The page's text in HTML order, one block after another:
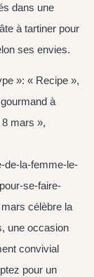
dans une
à tartiner pour
ses envies.
»: « Recipe »,
à
mars »,
de-la-femme-le-
se-faire-
célèbre la
une occasion
convivial
pour un